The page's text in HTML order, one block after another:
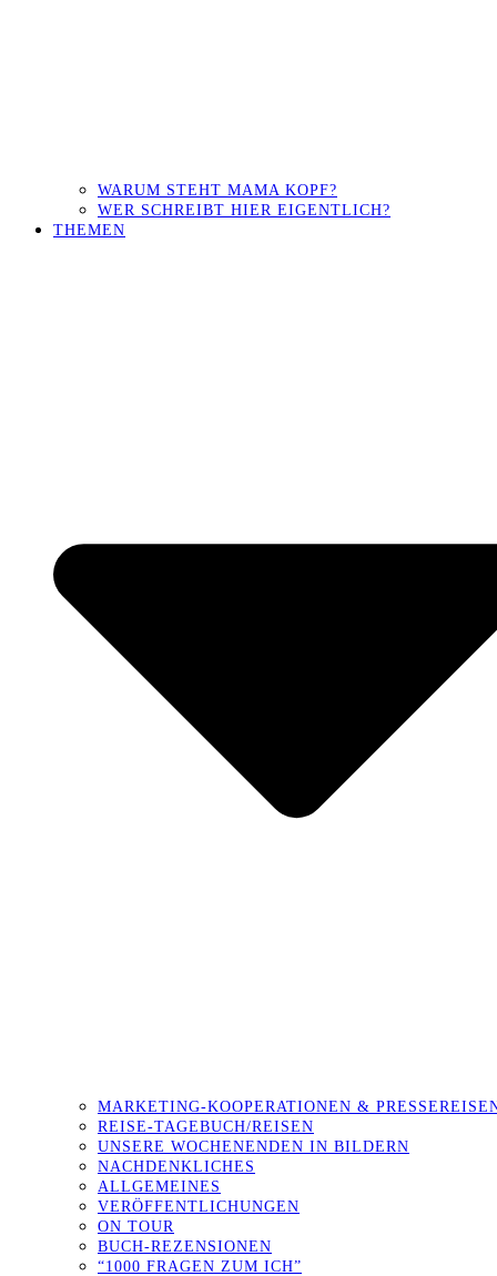
WARUM STEHT MAMA KOPF?
WER SCHREIBT HIER EIGENTLICH?
THEMEN
MARKETING-KOOPERATIONEN &
REISE-TAGEBUCH/REISEN
UNSERE WOCHENENDEN IN BILDERN
NACHDENKLICHES
ALLGEMEINES
VERÖFFENTLICHUNGEN
ON TOUR
BUCH-REZENSIONEN
“1000 FRAGEN ZUM ICH”